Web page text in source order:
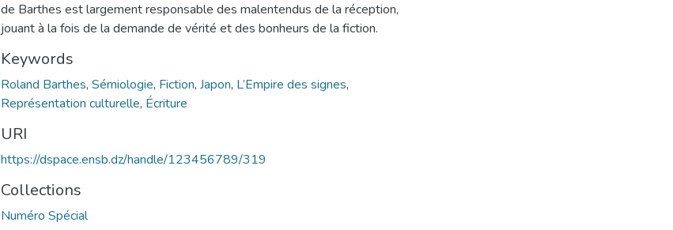
de Barthes est largement responsable des malentendus de la réception,
jouant à la fois de la demande de vérité et des bonheurs de la fiction.
Keywords
Roland Barthes, Sémiologie, Fiction, Japon, L’Empire des signes,
Représentation culturelle, Écriture
URI
https://dspace.ensb.dz/handle/123456789/319
Collections
Numéro Spécial